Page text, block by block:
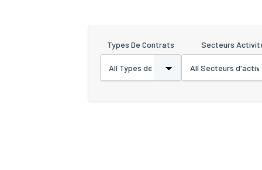
Types De Contrats Secteurs